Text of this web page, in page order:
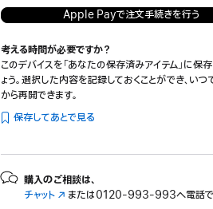
Apple Payで注文手続きを行う
考える時間が必要ですか？
このデバイスを「あなたの保存済みアイテム」に保
ょう。選択した内容を記録しておくことができ、いつ
から再開できます。
保存してあとで見る
購入のご相談は、
チャット （新または0120-993-993へ電話で